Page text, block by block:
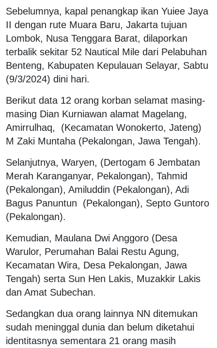
Sebelumnya, kapal penangkap ikan Yuiee Jaya
II dengan rute Muara Baru, Jakarta tujuan
Lombok, Nusa Tenggara Barat, dilaporkan
terbalik sekitar 52 Nautical Mile dari Pelabuhan
Benteng, Kabupaten Kepulauan Selayar, Sabtu
(9/3/2024) dini hari.
Berikut data 12 orang korban selamat masing-
masing Dian Kurniawan alamat Magelang,
Amirrulhaq, (Kecamatan Wonokerto, Jateng)
M Zaki Muntaha (Pekalongan, Jawa Tengah).
Selanjutnya, Waryen, (Dertogam 6 Jembatan
Merah Karanganyar, Pekalongan), Tahmid
(Pekalongan), Amiluddin (Pekalongan), Adi
Bagus Panuntun (Pekalongan), Septo Guntoro
(Pekalongan).
Kemudian, Maulana Dwi Anggoro (Desa
Warulor, Perumahan Balai Restu Agung,
Kecamatan Wira, Desa Pekalongan, Jawa
Tengah) serta Sun Hen Lakis, Muzakkir Lakis
dan Amat Subechan.
Sedangkan dua orang lainnya NN ditemukan
sudah meninggal dunia dan belum diketahui
identitasnya sementara 21 orang masih